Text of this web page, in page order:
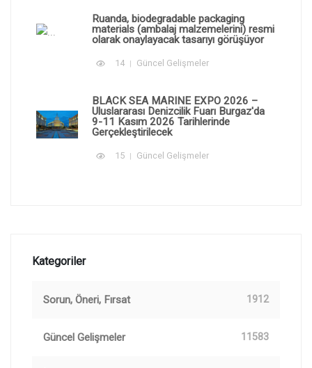
Ruanda, biodegradable packaging
materials (ambalaj malzemelerini) resmi
olarak onaylayacak tasarıyı görüşüyor
14 Güncel Gelişmeler
BLACK SEA MARINE EXPO 2026 –
Uluslararası Denizcilik Fuarı Burgaz'da
9-11 Kasım 2026 Tarihlerinde
Gerçekleştirilecek
15 Güncel Gelişmeler
Kategoriler
Sorun, Öneri, Fırsat 1912
Güncel Gelişmeler 11583